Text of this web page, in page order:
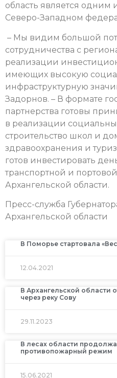
область является одним
Северо-Западном
– Мы видим большой
сотрудничества с
реализации
имеющих высокую
инфраструктурную
Задорнов. – В формате
партнерства готовы
в реализации
строительство школ и
здравоохранения и
готов инвестировать
транспортной и
Архангельской области.
Пресс-служба
Архангельской области
В Поморье стартовала
12.04.2021
В Архангельской области
через реку Сову
29.11.2023
В лесах области
противопожарный режим
15.06.2021